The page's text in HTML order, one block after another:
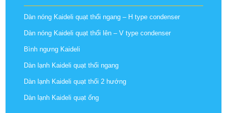
Dàn nóng Kaideli quạt thổi ngang – H type condenser
Dàn nóng Kaideli quạt thổi lên – V type condenser
Bình ngưng Kaideli
Dàn lạnh Kaideli quạt thổi ngang
Dàn lạnh Kaideli quạt thổi 2 hướng
Dàn lạnh Kaideli quạt ống